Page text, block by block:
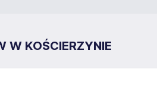
W KOŚCIERZYNIE